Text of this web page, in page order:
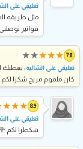
تعليقي على
مثل طريقه
فواتير
7.8
★
★
★
★
★
تعليقي على الشاليه: يعطيك
كان ملموم مريح شكرا لكم
8.9
★
★
★
تعليقي على
شكطرا لكم